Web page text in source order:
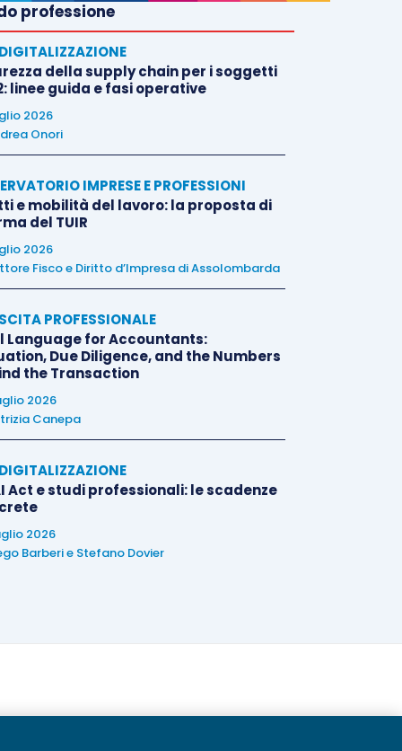
professione
della supply chain per i soggetti
linee guida e fasi operative
2026
Onori
IMPRESE E PROFESSIONI
e mobilità del lavoro: la proposta di
del TUIR
2026
Fisco e Diritto d’Impresa di Assolombarda
PROFESSIONALE
Language for Accountants:
Due Diligence, and the Numbers
the Transaction
2026
Canepa
Act e studi professionali: le scadenze
2026
Barberie Stefano Dovier